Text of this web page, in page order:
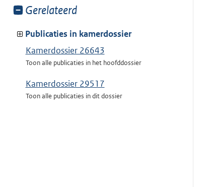
Toon
van:
Gerelateerd
Publicaties in kamerdossier
Kamerdossier 26643
Toon alle publicaties in het hoofddossier
Kamerdossier 29517
Toon alle publicaties in dit dossier